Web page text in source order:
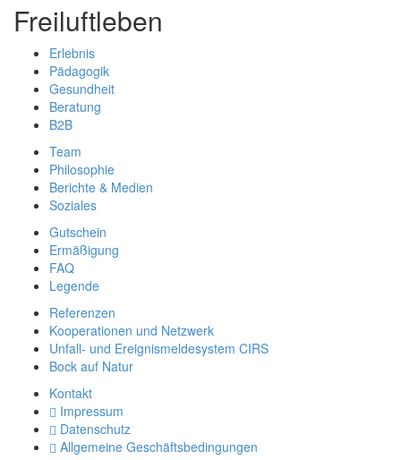
Freiluftleben
Erlebnis
Pädagogik
Gesundheit
Beratung
B2B
Team
Philosophie
Berichte & Medien
Soziales
Gutschein
Ermäßigung
FAQ
Legende
Referenzen
Kooperationen und Netzwerk
Unfall- und Ereignismeldesystem CIRS
Bock auf Natur
Kontakt
Impressum
Datenschutz
Allgemeine Geschäftsbedingungen